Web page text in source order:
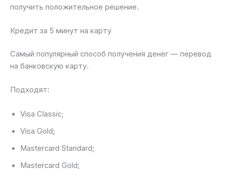
получить положительное решение.
Кредит за 5 минут на карту
Самый популярный способ получения денег — перевод
на банковскую карту.
Подходят:
Visa Classic;
Visa Gold;
Mastercard Standard;
Mastercard Gold;